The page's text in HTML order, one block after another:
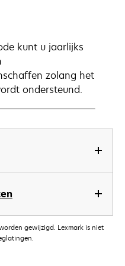
kunt u jaarlijks
zolang het
ondersteund.
gewijzigd. Lexmark is niet